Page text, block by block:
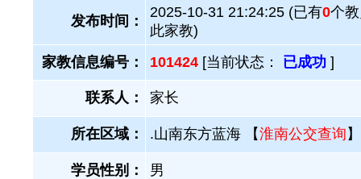
发布时间：
2025-10-31 21:24:25 (已有0个
此家教)
家教信息编号：
101424 [当前状态： 已成功 ]
联系人： 家长
所在区域： .山南东方蓝海 【淮南公交查询 】
学员性别： 男